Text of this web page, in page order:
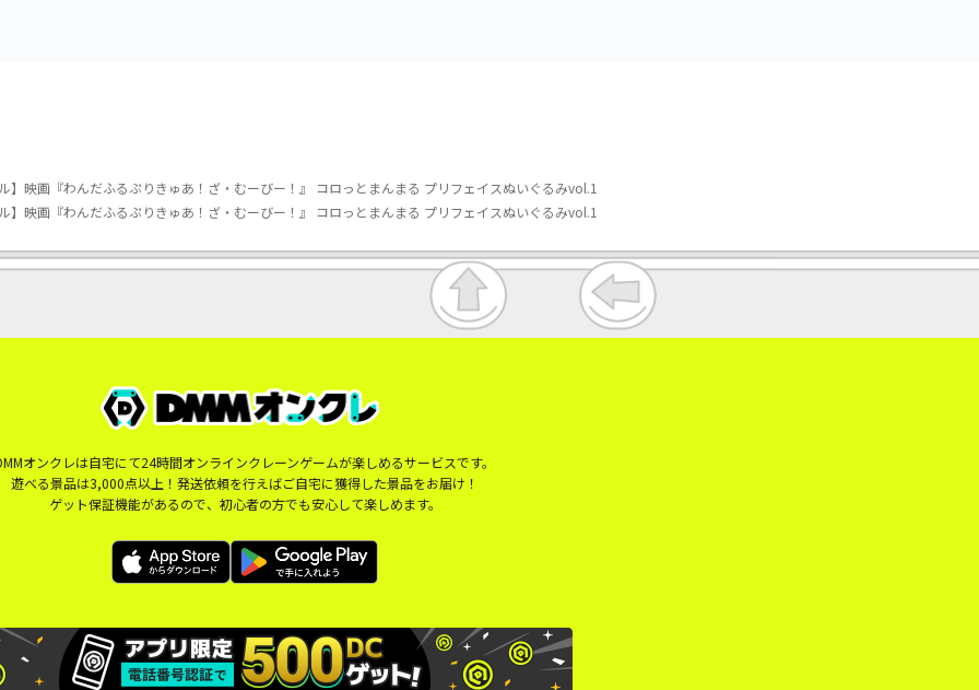
】映画『わんだふるぷりきゅあ！ざ・むーびー！』 コロっとまんまる プリフェイスぬいぐるみvol.1
】映画『わんだふるぷりきゅあ！ざ・むーびー！』 コロっとまんまる プリフェイスぬいぐるみvol.1
オンクレは自宅にて24時間オンラインクレーンゲームが楽しめるサービスです。
遊べる景品は3,000点以上！発送依頼を行えばご自宅に獲得した景品をお届け！
ゲット保証機能があるので、初心者の方でも安心して楽しめます。